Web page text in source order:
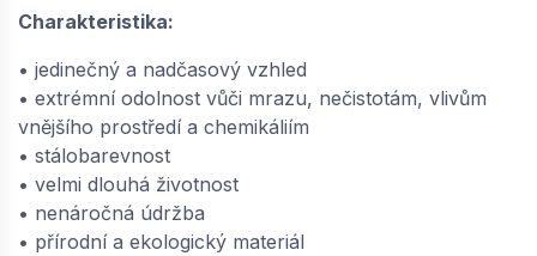
Charakteristika:
• jedinečný a nadčasový vzhled
• extrémní odolnost vůči mrazu, nečistotám, vlivům
vnějšího prostředí a chemikáliím
• stálobarevnost
• velmi dlouhá životnost
• nenáročná údržba
• přírodní a ekologický materiál